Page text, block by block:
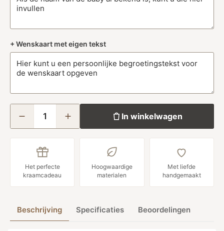
+ Wenskaart met eigen tekst
In winkelwagen
Het perfecte
kraamcadeau
Hoogwaardige
materialen
Met liefde
handgemaakt
Beschrijving Specificaties Beoordelingen